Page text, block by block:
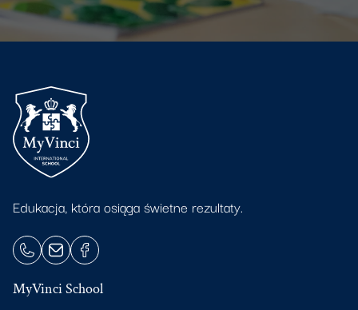
Edukacja, która osiąga świetne rezultaty.
MyVinci School